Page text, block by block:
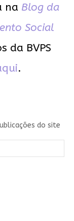
na Blog da
Social
da BVPS
.
do site